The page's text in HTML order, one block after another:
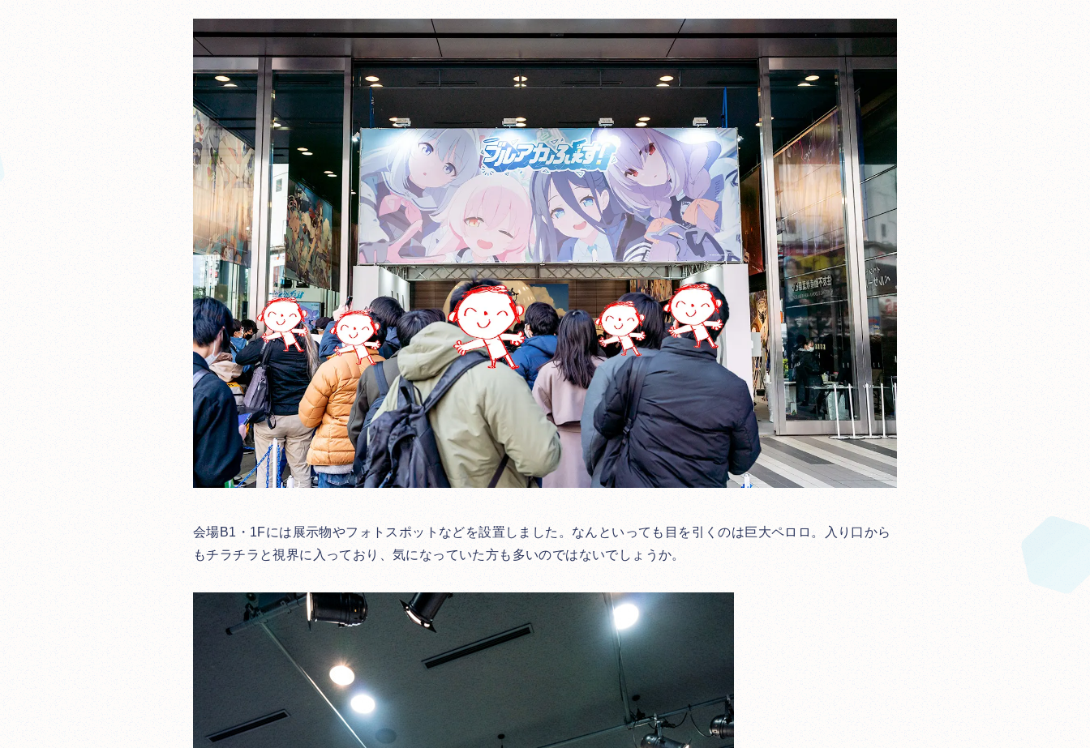
会場B1・1Fには展示物やフォトスポットなどを設置しました。なんといっても目を引くのは巨大ペロロ。入り口から
もチラチラと視界に入っており、気になっていた方も多いのではないでしょうか。